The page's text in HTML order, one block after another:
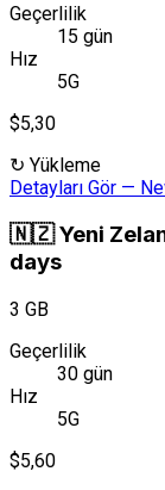
Geçerlilik
15 gün
Hız
5G
$5,30
↻ Yükleme
Detayları Gör —
🇳🇿Yeni
days
3 GB
Geçerlilik
30 gün
Hız
5G
$5,60